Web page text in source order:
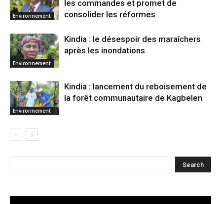
Environnement
les commandes et promet de
consolider les réformes
Environnement
Kindia : le désespoir des maraîchers
après les inondations
Environnement
Kindia : lancement du reboisement de
la forêt communautaire de Kagbelen